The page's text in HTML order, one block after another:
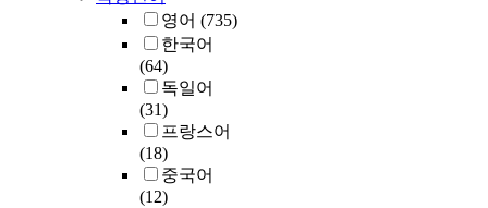
영어 (735)
한국어
(64)
독일어
(31)
프랑스어
(18)
중국어
(12)